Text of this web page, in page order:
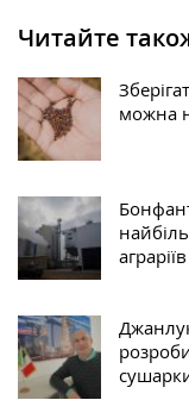
Читайте
можна
аграріїв